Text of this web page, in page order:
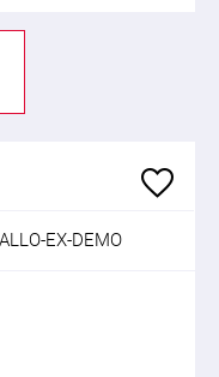
EX-DEMO